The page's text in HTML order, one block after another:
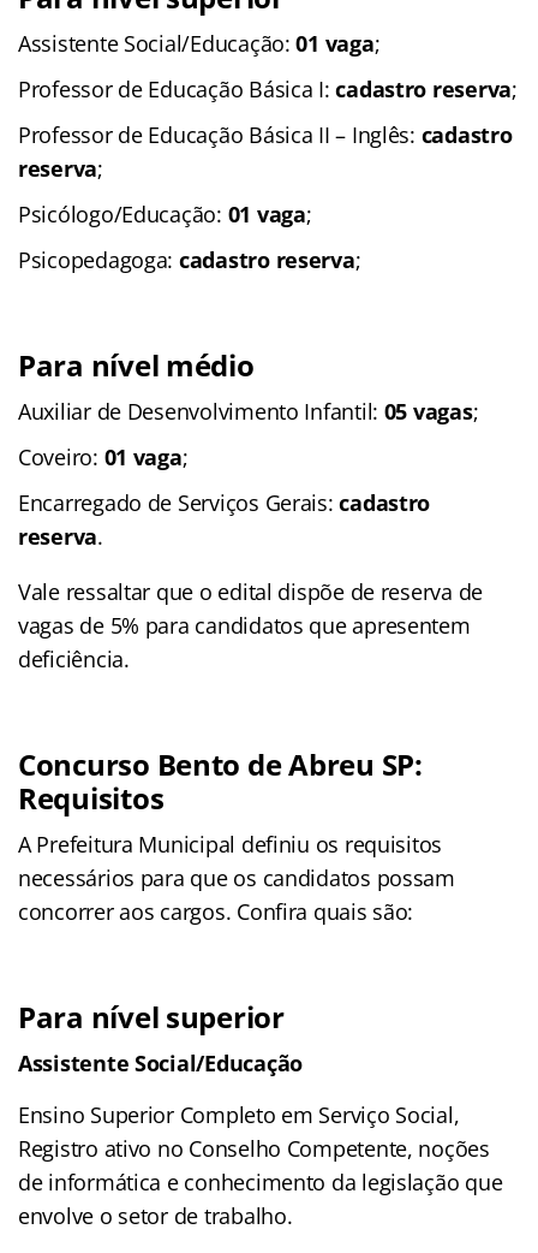
Assistente Social/Educação:01 vaga;
Professor de Educação Básica I:cadastro reserva;
Professor de Educação Básica II – Inglês: cadastro
reserva;
Psicólogo/Educação: 01 vaga;
Psicopedagoga: cadastro reserva;
Para nível médio
Auxiliar de Desenvolvimento Infantil: 05 vagas;
Coveiro: 01 vaga;
Encarregado de Serviços Gerais:cadastro
reserva.
Vale ressaltar que o edital dispõe de reserva de
vagas de 5% para candidatos que apresentem
deficiência.
Concurso Bento de Abreu SP:
Requisitos
A Prefeitura Municipal definiu os requisitos
necessários para que os candidatos possam
concorrer aos cargos. Confira quais são:
Para nível superior
Assistente Social/Educação
Ensino Superior Completo em Serviço Social,
Registro ativo no Conselho Competente, noções
de informática e conhecimento da legislação que
envolve o setor de trabalho.